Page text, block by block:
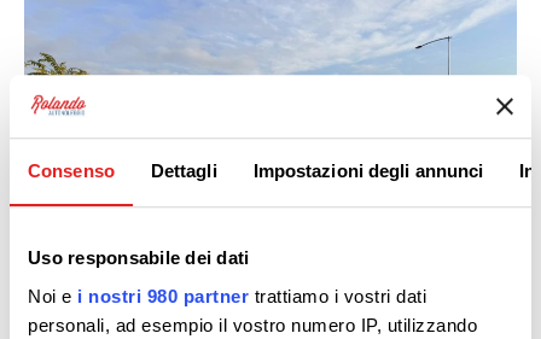
Consenso Dettagli Impostazioni degli annunci
Uso responsabile dei dati
Noi e i nostri 980 partner trattiamo i vostri dati
personali, ad esempio il vostro numero IP, utilizzando